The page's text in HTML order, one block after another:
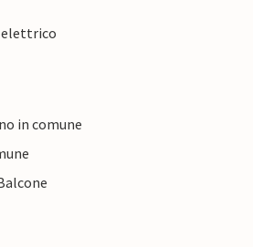
elettrico
in comune